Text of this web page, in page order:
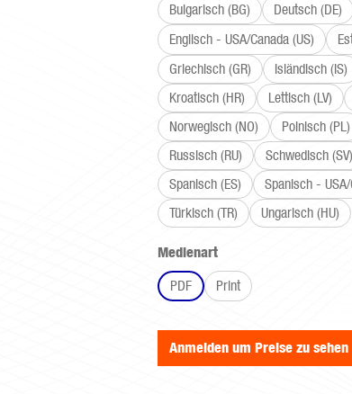
Bulgarisch (BG)
Deutsch (DE)
Englisch - USA/Canada (US)
Griechisch (GR)
Isländisch (IS)
Kroatisch (HR)
Lettisch (LV)
Norwegisch (NO)
Polnisch (PL)
Russisch (RU)
Schwedisch (SV)
Spanisch (ES)
Spanisch - USA/
Türkisch (TR)
Ungarisch (HU)
Medienartauswählen
PDF
Print
Anmelden um Preise zu sehen